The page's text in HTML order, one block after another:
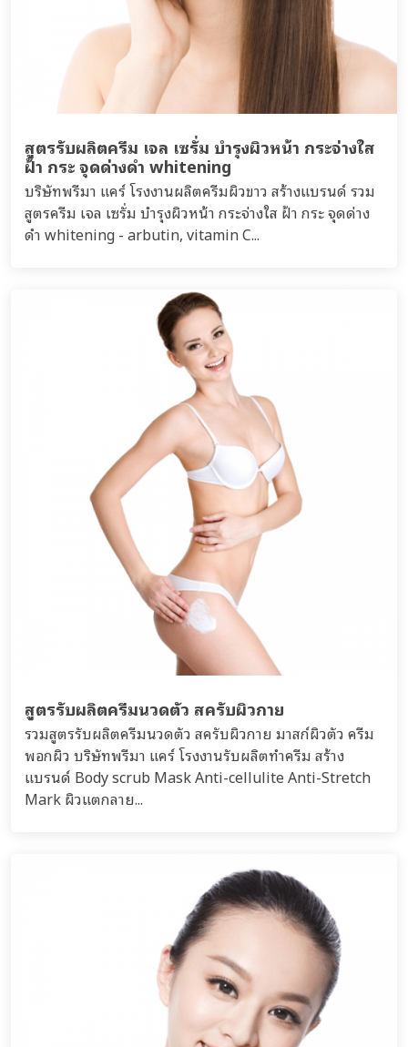
สูตรรับผลิตครีม เจล เซรั่ม บำรุงผิวหน้า กระจ่างใส
ฝ้า กระ จุดด่างดำ whitening
บริษัทพรีมา แคร์ โรงงานผลิตครีมผิวขาว สร้างแบรนด์ รวม
สูตรครีม เจล เซรั่ม บำรุงผิวหน้า กระจ่างใส ฝ้า กระ จุดด่าง
ดำ whitening - arbutin, vitamin C...
สูตรรับผลิตครีมนวดตัว สครับผิวกาย
รวมสูตรรับผลิตครีมนวดตัว สครับผิวกาย มาสก์ผิวตัว ครีม
พอกผิว บริษัทพรีมา แคร์ โรงงานรับผลิตทำครีม สร้าง
แบรนด์ Body scrub Mask Anti-cellulite Anti-Stretch
Mark ผิวแตกลาย...